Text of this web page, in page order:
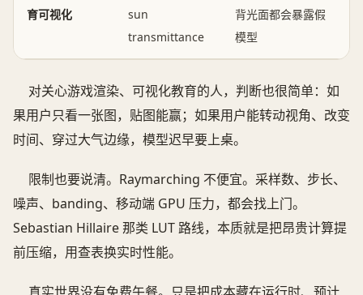
育可视化
sun
transmittance
背光面都会暴露假
模型
对关心游戏渲染、可视化教育的人，判断也很简单：如
果用户只看一张图，贴图能赢；如果用户能转动视角、改变
时间、穿过大气边缘，模型迟早要上桌。
限制也要说清。Raymarching 不便宜。采样数、步长、
噪声、banding、移动端 GPU 压力，都会找上门。
Sebastian Hillaire 那类 LUT 路线，本质就是把昂贵计算提
前压缩，用查表换实时性能。